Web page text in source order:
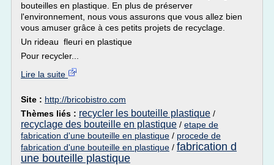
bouteilles en plastique. En plus de préserver
l'environnement, nous vous assurons que vous allez bien
vous amuser grâce à ces petits projets de recyclage.
Un rideau fleuri en plastique
Pour recycler...
Lire la suite
Site : http://bricobistro.com
Thèmes liés : recycler les bouteille plastique /
recyclage des bouteille en plastique / etape de
fabrication d'une bouteille en plastique / procede de
fabrication d'une bouteille en plastique / fabrication d
une bouteille plastique